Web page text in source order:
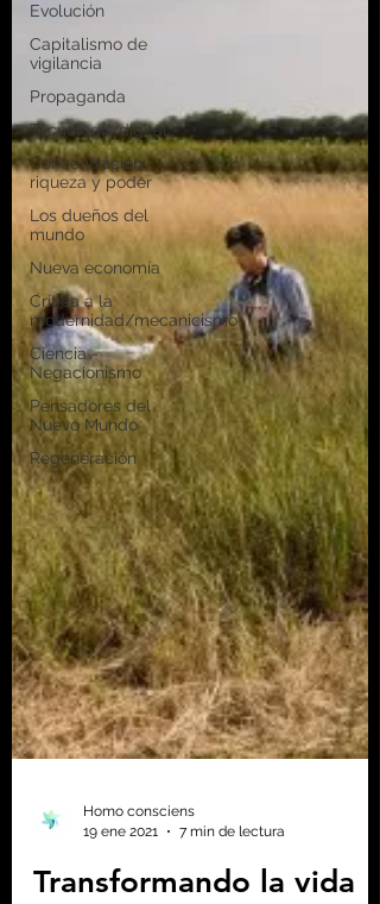
Evolución
Capitalismo de
vigilancia
Propaganda
Tecnología digital
Concentración
riqueza y poder
Los dueños del
mundo
Nueva economía
Crítica a la
modernidad/mecanicismo
Ciencia -
Negacionismo
Pensadores del
Nuevo Mundo
Regeneración